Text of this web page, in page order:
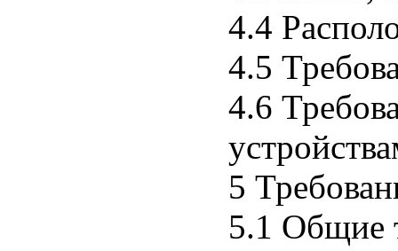
4.4
4.5
4.6
5
5.1 Общие